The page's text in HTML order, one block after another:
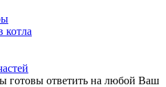
котла
готовы ответить на любой Ваш